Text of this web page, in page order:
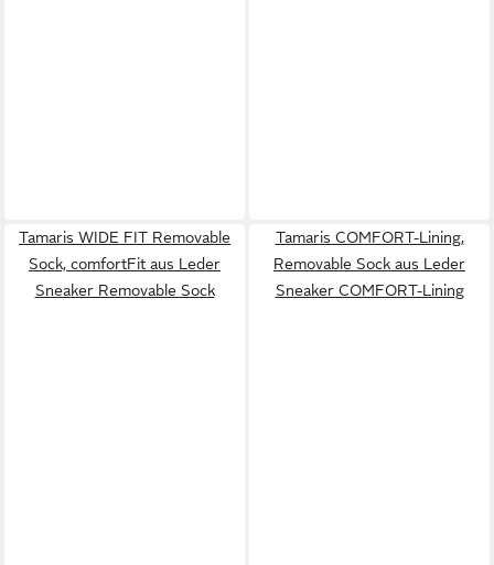
Tamaris WIDE FIT Removable
Sock, comfortFit aus Leder
Sneaker Removable Sock
Tamaris COMFORT-Lining,
Removable Sock aus Leder
Sneaker COMFORT-Lining